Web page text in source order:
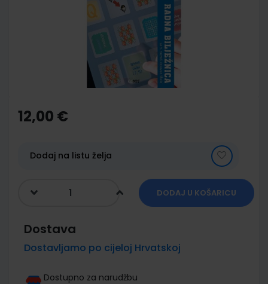
the
beginning
gallery
12,00 €
Dodaj na listu želja
DODAJ U KOŠARICU
Dostava
Dostavljamo po cijeloj Hrvatskoj
Dostupno za narudžbu